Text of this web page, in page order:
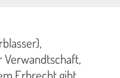
Verwandtschaft,
Erbrecht gibt,